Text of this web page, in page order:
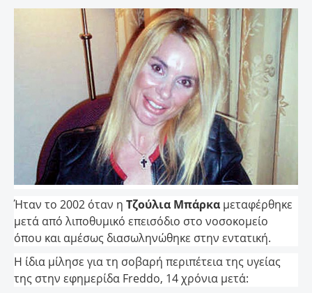
Ήταν το 2002 όταν η Τζούλια Μπάρκα μεταφέρθηκε
μετά από λιποθυμικό επεισόδιο στο νοσοκομείο
όπου και αμέσως διασωληνώθηκε στην εντατική.
Η ίδια μίλησε για τη σοβαρή περιπέτεια της υγείας
της στην εφημερίδα Freddo, 14 χρόνια μετά: